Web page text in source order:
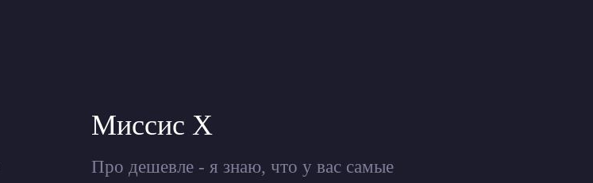
Миссис Х
Про дешевле - я знаю, что у вас самые